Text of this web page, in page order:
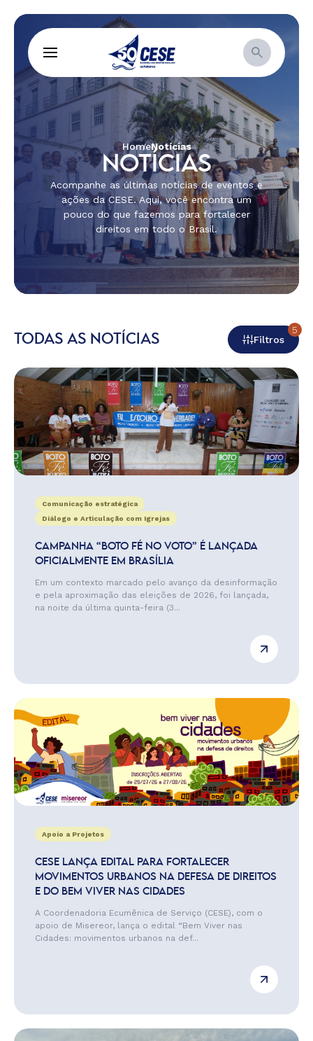
HomeNotícias
NOTÍCIAS
Acompanhe as últimas notícias de eventos e
ações da CESE. Aqui, você encontra um
pouco do que fazemos para fortalecer
direitos em todo o Brasil.
TODAS AS NOTÍCIAS Filtros
5
Comunicação estratégica
Diálogo e Articulação com Igrejas
CAMPANHA “BOTO FÉ NO VOTO” É LANÇADA
OFICIALMENTE EM BRASÍLIA
Em um contexto marcado pelo avanço da desinformação
e pela aproximação das eleições de 2026, foi lançada,
na noite da última quinta-feira (3...
Apoio a Projetos
CESE LANÇA EDITAL PARA FORTALECER
MOVIMENTOS URBANOS NA DEFESA DE DIREITOS
E DO BEM VIVER NAS CIDADES
A Coordenadoria Ecumênica de Serviço (CESE), com o
apoio de Misereor, lança o edital “Bem Viver nas
Cidades: movimentos urbanos na def...